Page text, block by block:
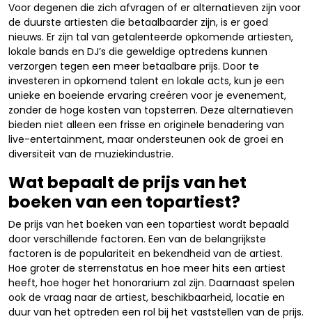
Voor degenen die zich afvragen of er alternatieven zijn voor
de duurste artiesten die betaalbaarder zijn, is er goed
nieuws. Er zijn tal van getalenteerde opkomende artiesten,
lokale bands en DJ’s die geweldige optredens kunnen
verzorgen tegen een meer betaalbare prijs. Door te
investeren in opkomend talent en lokale acts, kun je een
unieke en boeiende ervaring creëren voor je evenement,
zonder de hoge kosten van topsterren. Deze alternatieven
bieden niet alleen een frisse en originele benadering van
live-entertainment, maar ondersteunen ook de groei en
diversiteit van de muziekindustrie.
Wat bepaalt de prijs van het
boeken van een topartiest?
De prijs van het boeken van een topartiest wordt bepaald
door verschillende factoren. Een van de belangrijkste
factoren is de populariteit en bekendheid van de artiest.
Hoe groter de sterrenstatus en hoe meer hits een artiest
heeft, hoe hoger het honorarium zal zijn. Daarnaast spelen
ook de vraag naar de artiest, beschikbaarheid, locatie en
duur van het optreden een rol bij het vaststellen van de prijs.